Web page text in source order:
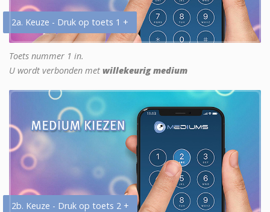
2a. Keuze - Druk op toets 1 +
Toets nummer 1 in.
U wordt verbonden met willekeurig medium
2b. Keuze - Druk op toets 2 +